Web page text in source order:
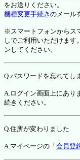
をお送りください。
機種変更手続き のメール
※スマートフォンからス
しでご利用いただけます
ンしてください。
Q.パスワードを忘れてし
A.ログイン画面上にあり
続きください。
Q.住所が変わりました
A.マイページの「 会員登